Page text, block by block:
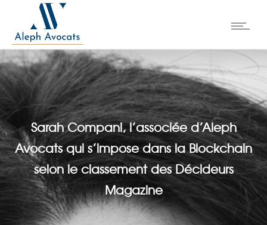
Sarah Compani, l’associée d’Aleph
Avocats qui s’impose dans la Blockchain
selon le classement des Décideurs
Magazine